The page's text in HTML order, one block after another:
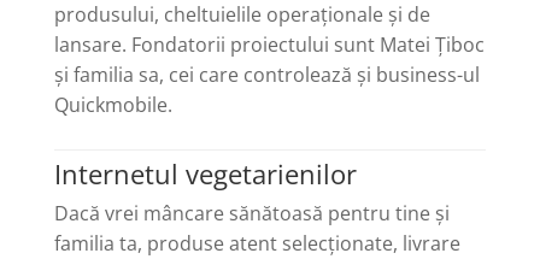
produsului, cheltuielile operaționale și de
lansare. Fondatorii proiectului sunt Matei Țiboc
și familia sa, cei care controlează și business-ul
Quickmobile.
Internetul vegetarienilor
Dacă vrei mâncare sănătoasă pentru tine și
familia ta, produse atent selecționate, livrare